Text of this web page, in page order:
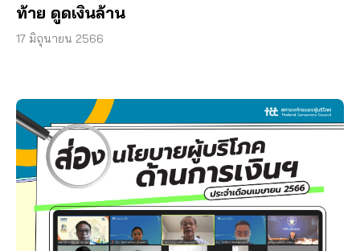
ท้าย ดูดเงินล้าน
17 มิถุนายน 2566